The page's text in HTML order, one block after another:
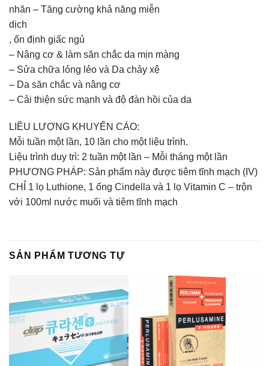
nhăn – Tăng cường khả năng miễn
dịch
, ổn định giấc ngủ
– Nâng cơ & làm săn chắc da mịn màng
– Sửa chữa lỏng lẻo và Da chảy xệ
– Da săn chắc và nâng cơ
– Cải thiện sức mạnh và độ đàn hồi của da
LIỀU LƯỢNG KHUYẾN CÁO:
Mỗi tuần một lần, 10 lần cho một liệu trình.
Liệu trình duy trì: 2 tuần một lần – Mỗi tháng một lần
PHƯƠNG PHÁP: Sản phẩm này được tiêm tĩnh mạch (IV)
CHỈ 1 lọ Luthione, 1 ống Cindella và 1 lọ Vitamin C – trộn
với 100ml nước muối và tiêm tĩnh mạch
SẢN PHẨM TƯƠNG TỰ